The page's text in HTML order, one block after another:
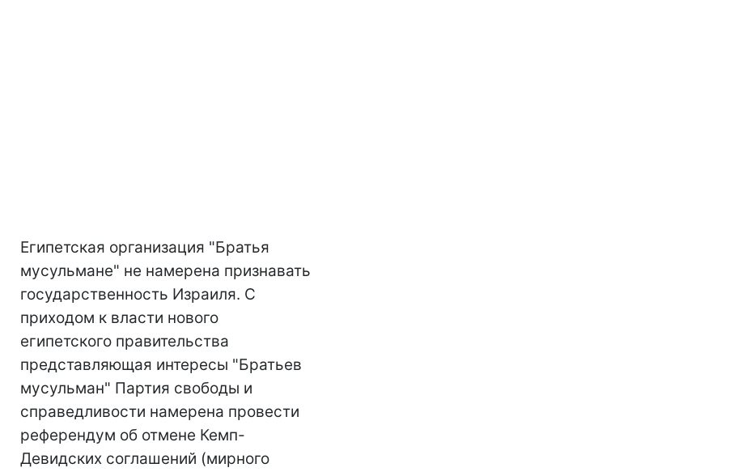
Египетская организация "Братья
мусульмане" не намерена признавать
государственность Израиля. С
приходом к власти нового
египетского правительства
представляющая интересы "Братьев
мусульман" Партия свободы и
справедливости намерена провести
референдум об отмене Кемп-
Девидских соглашений (мирного